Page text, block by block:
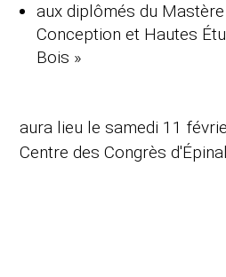
aux diplômés du
Conception et Hautes
Bois »
aura lieu le samedi 11
Centre des Congrès